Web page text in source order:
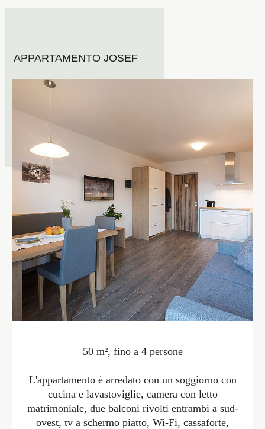
APPARTAMENTO JOSEF
50 m², fino a 4 persone
L'appartamento è arredato con un soggiorno con
cucina e lavastoviglie, camera con letto
matrimoniale, due balconi rivolti entrambi a sud-
ovest, tv a schermo piatto, Wi-Fi, cassaforte,